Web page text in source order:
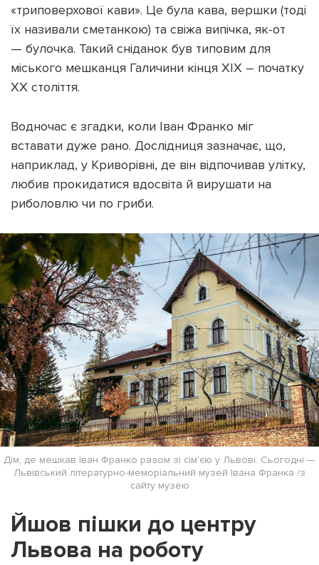
«триповерхової кави». Це була кава, вершки (тоді
їх називали сметанкою) та свіжа випічка, як-от
— булочка. Такий сніданок був типовим для
міського мешканця Галичини кінця ХІХ – початку
ХХ століття.
Водночас є згадки, коли Іван Франко міг
вставати дуже рано. Дослідниця зазначає, що,
наприклад, у Криворівні, де він відпочивав улітку,
любив прокидатися вдосвіта й вирушати на
риболовлю чи по гриби.
Дім, де мешкав Іван Франко разом зі сім'єю у Львові. Сьогодні —
Львівський літературно-меморіальний музей Івана Франка /з
сайту музею
Йшов пішки до центру
Львова на роботу